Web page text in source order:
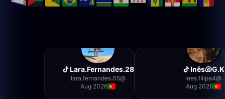
Inês🐚G.K
@
ines.filipa4
Aug 2026
Lara.Fernandes.28
@
lara.fernandes.05
Aug 2026